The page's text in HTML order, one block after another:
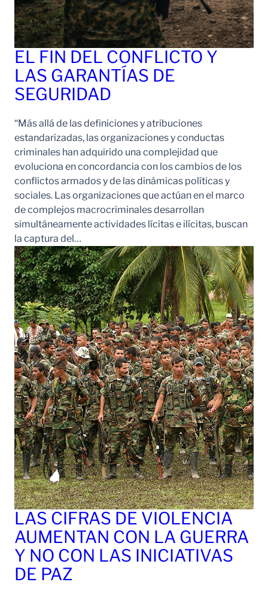
EL FIN DEL CONFLICTO Y
LAS GARANTÍAS DE
SEGURIDAD
“Más allá de las definiciones y atribuciones
estandarizadas, las organizaciones y conductas
criminales han adquirido una complejidad que
evoluciona en concordancia con los cambios de los
conflictos armados y de las dinámicas políticas y
sociales. Las organizaciones que actúan en el marco
de complejos macrocriminales desarrollan
simultáneamente actividades lícitas e ilícitas, buscan
la captura del…
LAS CIFRAS DE VIOLENCIA
AUMENTAN CON LA GUERRA
Y NO CON LAS INICIATIVAS
DE PAZ